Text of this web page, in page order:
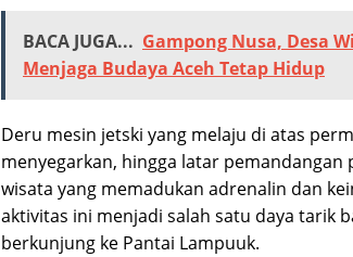
BACA JUGA... Gampong Nusa, Desa
Menjaga Budaya Aceh Tetap Hidup
Deru mesin jetski yang melaju di atas
menyegarkan, hingga latar
wisata yang memadukan adrenalin dan
aktivitas ini menjadi salah satu daya tarik
berkunjung ke Pantai Lampuuk.